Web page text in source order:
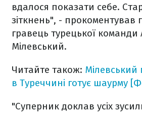
вдалося показати себе.
зіткнень", - прокоментував
гравець турецької команди
Мілевський.
Читайте також: Мілевський
в Туреччині готує шаурму
"Суперник доклав усіх